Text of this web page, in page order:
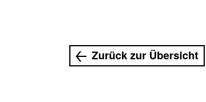
Zurück zur Übersicht